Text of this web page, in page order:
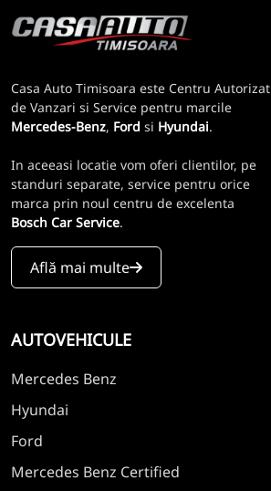
Casa Auto Timisoara este Centru Autorizat
de Vanzari si Service pentru marcile
Mercedes-Benz, Ford si Hyundai.
In aceeasi locatie vom oferi clientilor, pe
standuri separate, service pentru orice
marca prin noul centru de excelenta
Bosch Car Service.
Află mai multe
AUTOVEHICULE
Mercedes Benz
Hyundai
Ford
Mercedes Benz Certified